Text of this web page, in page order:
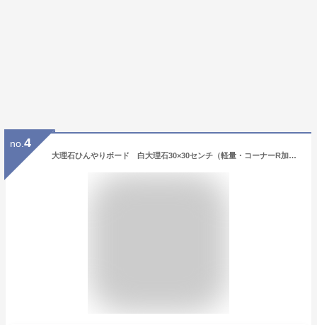
no. 4
大理石ひんやりボード 白大理石30×30センチ（軽量・コーナーR加工） 暑さ対策 熱中症対策 クール マット ベッド ペット ペット用 うさぎ ウサギ 夏 冷感 涼しい節電 ペット用品 夏バテ 石 送料無料ゲージ ギフト 暑さ対策グッズ